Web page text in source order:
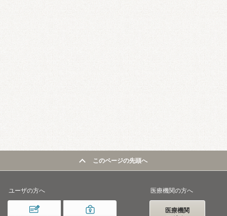
このページの先頭へ
ユーザの方へ 医療機関の方へ
医療機関